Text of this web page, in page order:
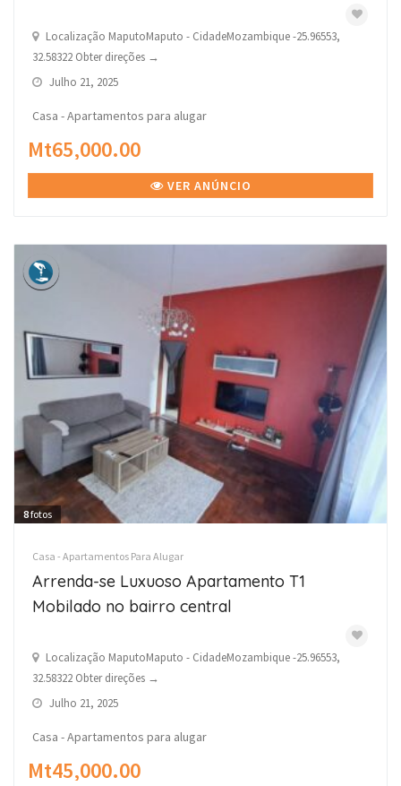
Localização MaputoMaputo - CidadeMozambique -25.96553,
32.58322 Obter direções →
Julho 21, 2025
Casa - Apartamentos para alugar
Mt65,000.00
VER ANÚNCIO
8fotos
Casa - Apartamentos Para Alugar
Arrenda-se Luxuoso Apartamento T1
Mobilado no bairro central
Localização MaputoMaputo - CidadeMozambique -25.96553,
32.58322 Obter direções →
Julho 21, 2025
Casa - Apartamentos para alugar
Mt45,000.00